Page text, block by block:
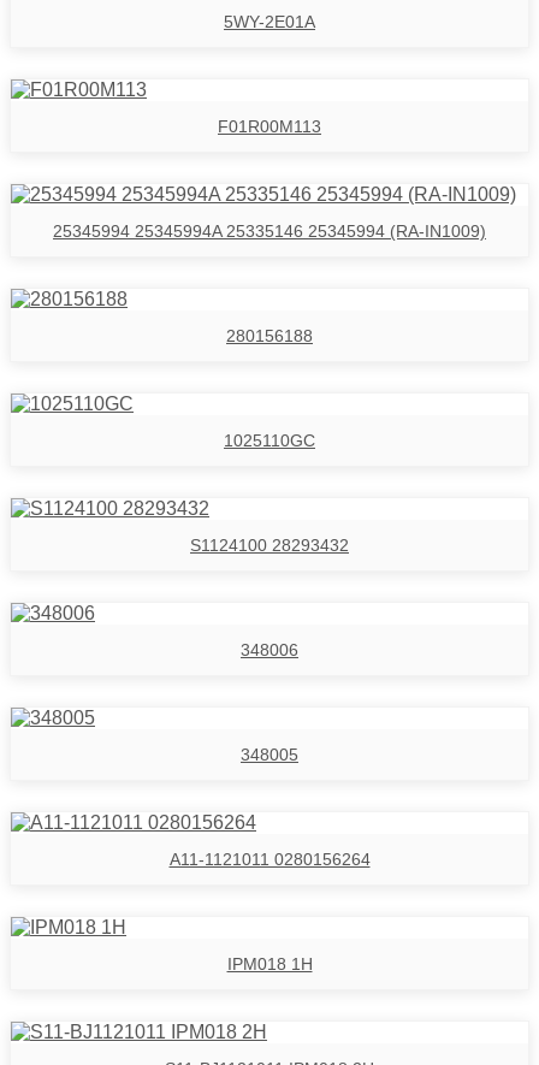
5WY-2E01A
F01R00M113
25345994 25345994A 25335146 25345994 (RA-IN1009)
280156188
1025110GC
S1124100 28293432
348006
348005
A11-1121011 0280156264
IPM018 1H